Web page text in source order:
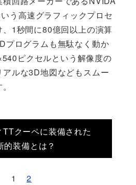
う高速グラフィックプロセ
、1秒間に80億回以上の演算
プログラムも無駄なく動か
ピクセルという解像度の
ルな3D地図などもスムー
クーペに装備された
的装備とは？
1 2